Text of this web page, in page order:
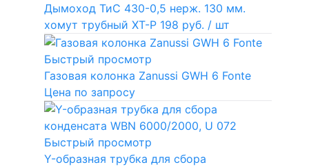
Дымоход ТиС 430-0,5 нерж. 130 мм.
хомут трубный ХТ-Р 198 руб. / шт
Быстрый просмотр
Газовая колонка Zanussi GWH 6 Fonte
Цена по запросу
Быстрый просмотр
Y-образная трубка для сбора